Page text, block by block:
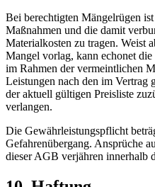
Bei berechtigten Mängelrügen
Maßnahmen und die damit
Materialkosten zu tragen. Weist
Mangel vorlag, kann echonet
im Rahmen der vermeintlichen
Leistungen nach den im Vertrag
der aktuell gültigen Preisliste
verlangen.
Die Gewährleistungspflicht
Gefahrenübergang. Ansprüche
dieser AGB verjähren innerhalb